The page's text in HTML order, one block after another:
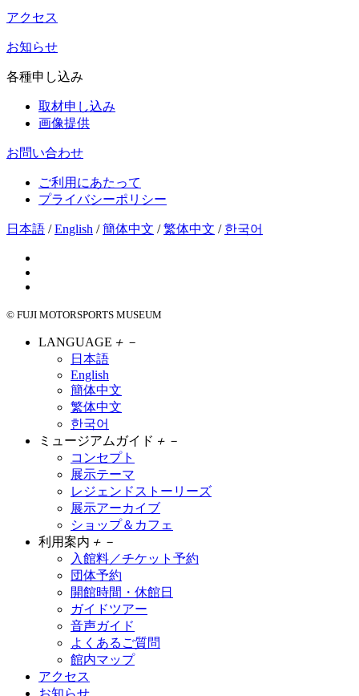
アクセス
お知らせ
各種申し込み
取材申し込み
画像提供
お問い合わせ
ご利用にあたって
プライバシーポリシー
日本語 /English /簡体中文 /繁体中文 / 한국어
© FUJI MOTORSPORTS MUSEUM
LANGUAGE ＋ －
日本語
English
簡体中文
繁体中文
한국어
ミュージアムガイド ＋ －
コンセプト
展示テーマ
レジェンドストーリーズ
展示アーカイブ
ショップ＆カフェ
利用案内 ＋ －
入館料／チケット予約
団体予約
開館時間・休館日
ガイドツアー
音声ガイド
よくあるご質問
館内マップ
アクセス